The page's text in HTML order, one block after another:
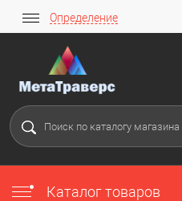
Определение
Каталог товаров